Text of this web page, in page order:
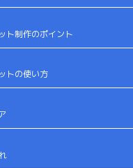
ト制作のポイント
トの使い方